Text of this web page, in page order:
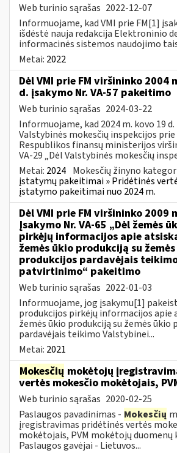
Web turinio sąrašas 2022-12-07
Informuojame, kad VMI prie FM[1]
išdėstė nauja redakcija Elektroninio
informacinės sistemos naudojimo
Metai: 2022
Dėl VMI prie FM viršininko 2004
d. įsakymo Nr. VA-57 pakeitimo
Web turinio sąrašas 2024-03-22
Informuojame, kad 2024 m. kovo 19
Valstybinės mokesčių inspekcijos
Respublikos finansų ministerijos
VA-29 „Dėl Valstybinės mokesčių
Metai: 2024 Mokesčių žinyno
įstatymų pakeitimai » Pridėtinės
įstatymo pakeitimai nuo 2024 m.
Dėl VMI prie FM viršininko 2009
Įsakymo Nr. VA-65 „Dėl žemės
pirkėjų informacijos apie
žemės ūkio produkciją su
produkcijos pardavėjais
patvirtinimo“ pakeitimo
Web turinio sąrašas 2022-01-03
Informuojame, jog įsakymu[1]
produkcijos pirkėjų informacijos apie
žemės ūkio produkciją su žemės ūkio
pardavėjais teikimo Valstybinei...
Metai: 2021
Mokesčių mokėtojų
vertės mokesčio mokėtojais,
Web turinio sąrašas 2020-02-25
Paslaugos pavadinimas - Mokesčių
įregistravimas pridėtinės vertės
mokėtojais, PVM mokėtojų duomenų
Paslaugos gavėjai - Lietuvos...